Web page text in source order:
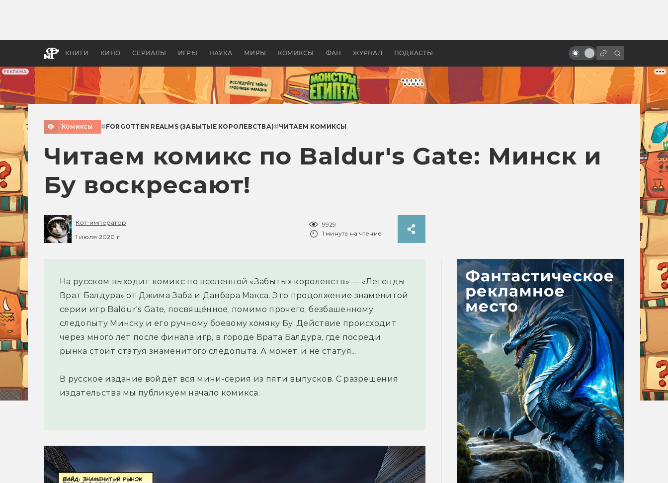
РЕКЛАМА
КНИГИ КИНО СЕРИАЛЫ ИГРЫ НАУКА МИРЫ КОМИКСЫ ФАН ЖУРНАЛ ПОДКАСТЫ
бы «Властелина колец»
Древней Грецией
легенды
Комиксы #FORGOTTEN REALMS (ЗАБЫТЫЕ КОРОЛЕВСТВА)#ЧИТАЕМ КОМИКСЫ
Читаем комикс по Baldur's Gate: Минск и
Бу воскресают!
Кот-император
1 июля 2020 г.
9929
1 минута на чтение
На русском выходит комикс по вселенной «Забытых королевств» — «Легенды
Врат Балдура» от Джима Заба и Данбара Макса. Это продолжение знаменитой
серии игр Baldur's Gate, посвящённое, помимо прочего, безбашенному
следопыту Минску и его ручному боевому хомяку Бу. Действие происходит
через много лет после финала игр, в городе Врата Балдура, где посреди
рынка стоит статуя знаменитого следопыта. А может, и не статуя...
В русское издание войдёт вся мини-серия из пяти выпусков. С разрешения
издательства мы публикуем начало комикса.